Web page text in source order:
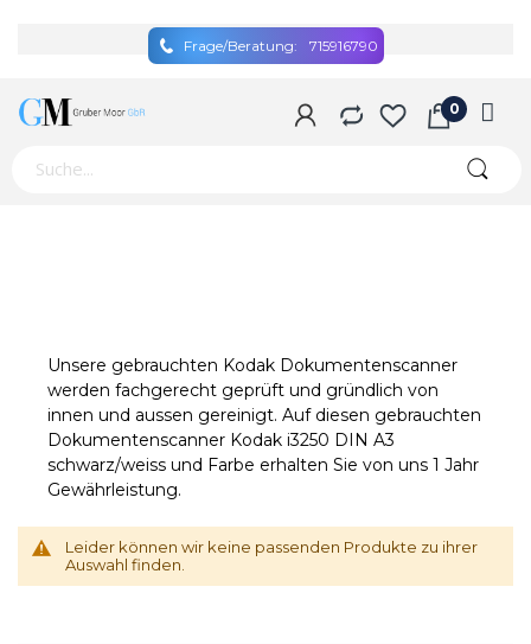
Frage/Beratung: 715916790
Unsere gebrauchten Kodak Dokumentenscanner
werden fachgerecht geprüft und gründlich von
innen und aussen gereinigt. Auf diesen gebrauchten
Dokumentenscanner Kodak i3250 DIN A3
schwarz/weiss und Farbe erhalten Sie von uns 1 Jahr
Gewährleistung.
Leider können wir keine passenden Produkte zu ihrer
Auswahl finden.